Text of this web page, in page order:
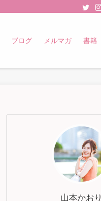
ブログ メルマガ 書籍
山本かおり